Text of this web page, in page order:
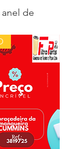
de